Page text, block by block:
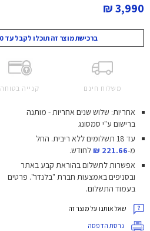
3,990 ₪
ברכישת מוצר זה תוכלו לקבל עד 3,990 נקודות מועדון!
משלוח חינם קנייה בטוחה
אחריות: שלוש שנים אחריות - מותנה
ברישום ע"י סמסונג
עד 18 תשלומים ללא ריבית.
החל
מ-221.66 ₪
לחודש.
אפשרות לתשלום בהוראת קבע באתר
ובסניפים באמצעות חברת "בלנדר". פרטים
בעמוד התשלום.
שאל אותנו על מוצר זה
גרסת הדפסה